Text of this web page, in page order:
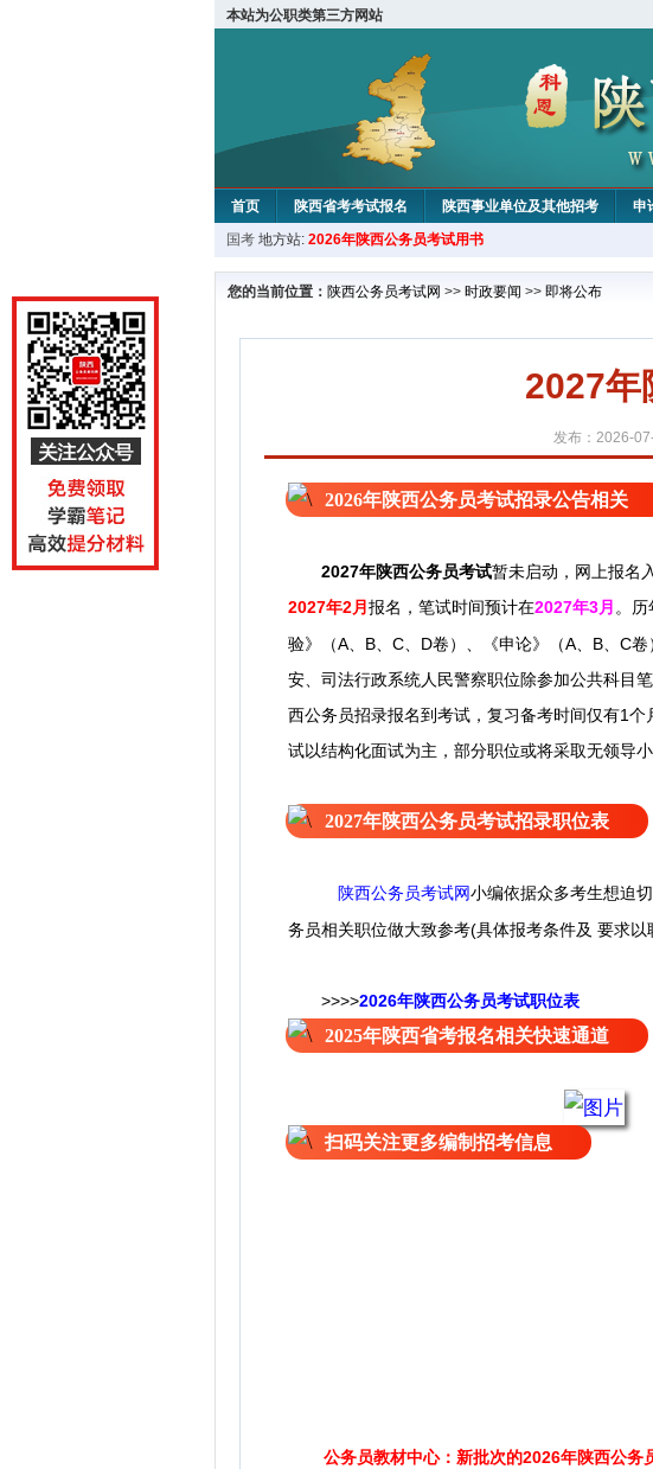
本站为公职类第三方网站
首页 陕西省考考试报名 陕西事业单位及其他招考 申
国考 地方站: 2026年陕西公务员考试用书
您的当前位置： 陕西公务员考试网 >> 时政要闻 >> 即将公布
2027年
发布：2026-
2026年陕西公务员考试招录公告相关
2027年陕西公务员考试暂未启动， 网上报名
2027年2月 报名，笔试时间预计在2027年3月 。
验》（A、B、C 、D卷）、《申论》（A、B、C
安、司法行政系统人民警察职位除参加公共科目
西公务员招录报名到考试，复习备考时间仅有1
试以结构化面试为主，部分职位或将采取无领导
2027年陕西公务员考试招录职位表
陕西公务员考试网小编依据众多考生想迫
务员相关职位做大致参考(具体报考条件及 要求以
>>>>2026年陕西公务员考试职位表
2025年陕西省考报名相关快速通道
扫码关注更多编制招考信息
公务员教材中心：新批次的2026年陕西公务